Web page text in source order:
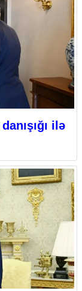
ilə